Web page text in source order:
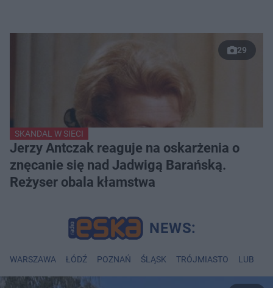
29
SKANDAL W SIECI
Jerzy Antczak reaguje na oskarżenia o
znęcanie się nad Jadwigą Barańską.
Reżyser obala kłamstwa
WARSZAWA ŁÓDŹ POZNAŃ ŚLĄSK TRÓJMIASTO LUBLIN